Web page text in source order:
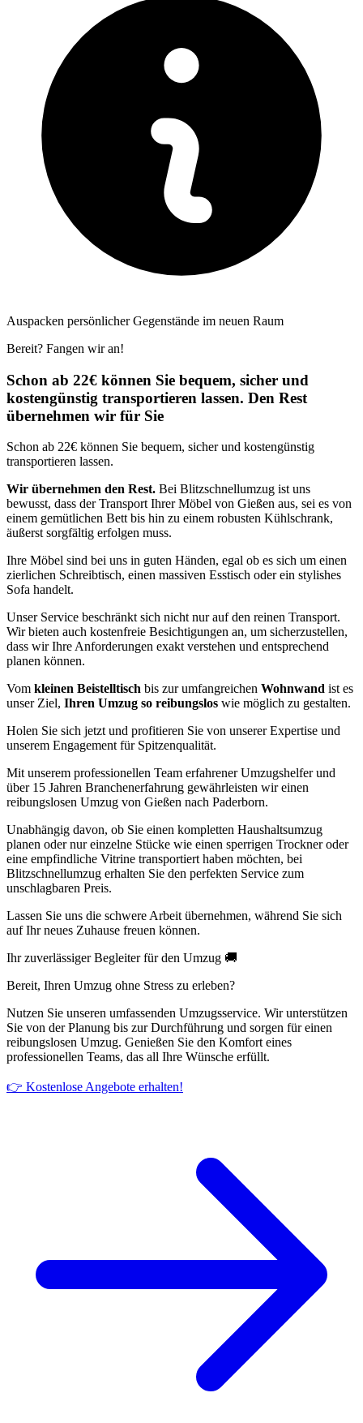
Auspacken persönlicher Gegenstände im neuen Raum
Bereit? Fangen wir an!
Schon ab 22€ können Sie bequem, sicher und
kostengünstig transportieren lassen. Den Rest
übernehmen wir für Sie
Schon ab 22€ können Sie bequem, sicher und kostengünstig
transportieren lassen.
Wir übernehmen den Rest. Bei Blitzschnellumzug ist uns
bewusst, dass der Transport Ihrer Möbel von Gießen aus, sei es von
einem gemütlichen Bett bis hin zu einem robusten Kühlschrank,
äußerst sorgfältig erfolgen muss.
Ihre Möbel sind bei uns in guten Händen, egal ob es sich um einen
zierlichen Schreibtisch, einen massiven Esstisch oder ein stylishes
Sofa handelt.
Unser Service beschränkt sich nicht nur auf den reinen Transport.
Wir bieten auch kostenfreie Besichtigungen an, um sicherzustellen,
dass wir Ihre Anforderungen exakt verstehen und entsprechend
planen können.
Vom kleinen Beistelltisch bis zur umfangreichen Wohnwand ist es
unser Ziel, Ihren Umzug so reibungslos wie möglich zu gestalten.
Holen Sie sich jetzt und profitieren Sie von unserer Expertise und
unserem Engagement für Spitzenqualität.
Mit unserem professionellen Team erfahrener Umzugshelfer und
über 15 Jahren Branchenerfahrung gewährleisten wir einen
reibungslosen Umzug von Gießen nach Paderborn.
Unabhängig davon, ob Sie einen kompletten Haushaltsumzug
planen oder nur einzelne Stücke wie einen sperrigen Trockner oder
eine empfindliche Vitrine transportiert haben möchten, bei
Blitzschnellumzug erhalten Sie den perfekten Service zum
unschlagbaren Preis.
Lassen Sie uns die schwere Arbeit übernehmen, während Sie sich
auf Ihr neues Zuhause freuen können.
Ihr zuverlässiger Begleiter für den Umzug 🚚
Bereit, Ihren Umzug ohne Stress zu erleben?
Nutzen Sie unseren umfassenden Umzugsservice. Wir unterstützen
Sie von der Planung bis zur Durchführung und sorgen für einen
reibungslosen Umzug. Genießen Sie den Komfort eines
professionellen Teams, das all Ihre Wünsche erfüllt.
👉 Kostenlose Angebote erhalten!